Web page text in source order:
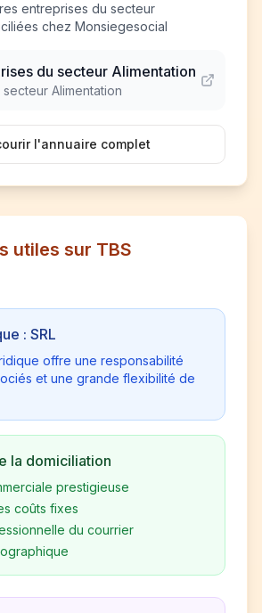
entreprises du secteur
chez Monsiegesocial
du secteur Alimentation
secteur Alimentation
l'annuaire complet
utiles sur TBS
: SRL
offre une responsabilité
et une grande flexibilité de
la domiciliation
prestigieuse
coûts fixes
du courrier